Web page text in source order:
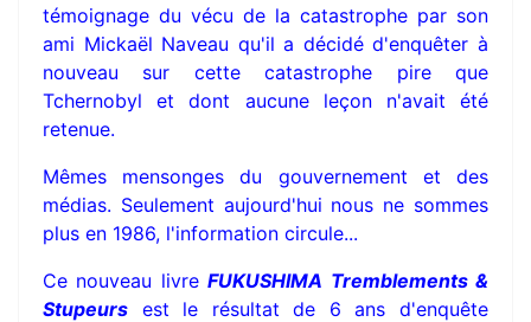
témoignage du vécu de la catastrophe par son
ami Mickaël Naveau qu'il a décidé d'enquêter à
nouveau sur cette catastrophe pire que
Tchernobyl et dont aucune leçon n'avait été
retenue.
Mêmes mensonges du gouvernement et des
médias. Seulement aujourd'hui nous ne sommes
plus en 1986, l'information circule...
Ce nouveau livreFUKUSHIMA Tremblements &
Stupeurs est le résultat de 6 ans d'enquête